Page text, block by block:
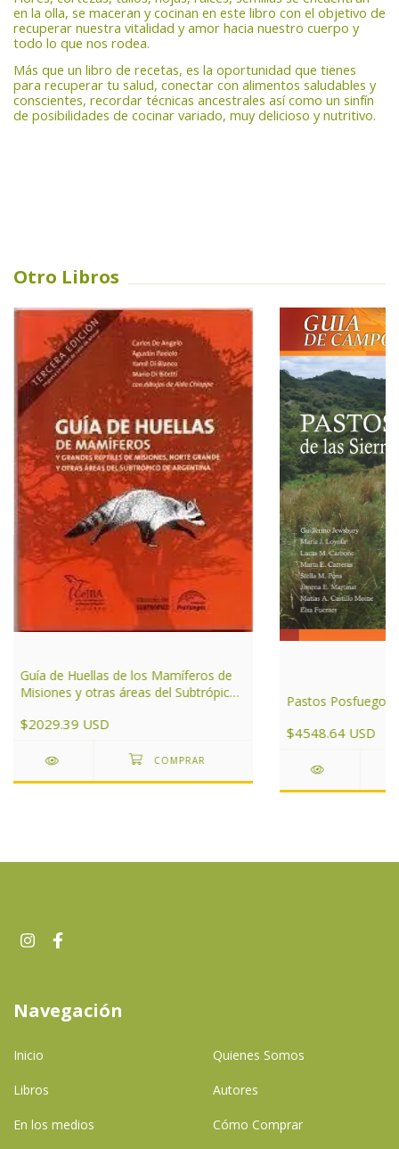
en la olla, se maceran y cocinan en este libro con el objetivo de
recuperar nuestra vitalidad y amor hacia nuestro cuerpo y
todo lo que nos rodea.
Más que un libro de recetas, es la oportunidad que tienes
para recuperar tu salud, conectar con alimentos saludables y
conscientes, recordar técnicas ancestrales así como un sinfín
de posibilidades de cocinar variado, muy delicioso y nutritivo.
Otro Libros
Guía de Huellas de los Mamíferos de
Misiones y otras áreas del Subtrópico
$2029.39 USD
Pastos Posfuego
$4548.64 USD
Navegación
Inicio Quienes Somos
Libros Autores
En los medios Cómo Comprar